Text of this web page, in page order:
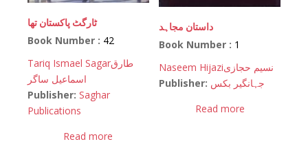
ٹارگٹ پاکستان تھا
Book Number : 42
Tariq Ismael Sagarطارق
اسماعیل ساگر
Publisher: Saghar
Publications
Read more
داستان مجاہد
Book Number : 1
Naseem Hijaziنسیم حجازی
Publisher: جہانگیر بکس
Read more